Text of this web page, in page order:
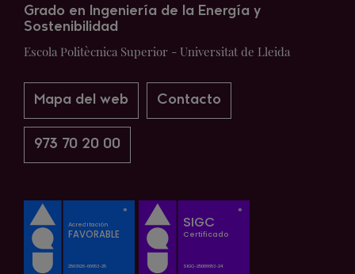
Grado en Ingeniería de la Energía y
Sostenibilidad
Escola Politècnica Superior - Universitat de Lleida
Mapa del web Contacto
973 70 20 00